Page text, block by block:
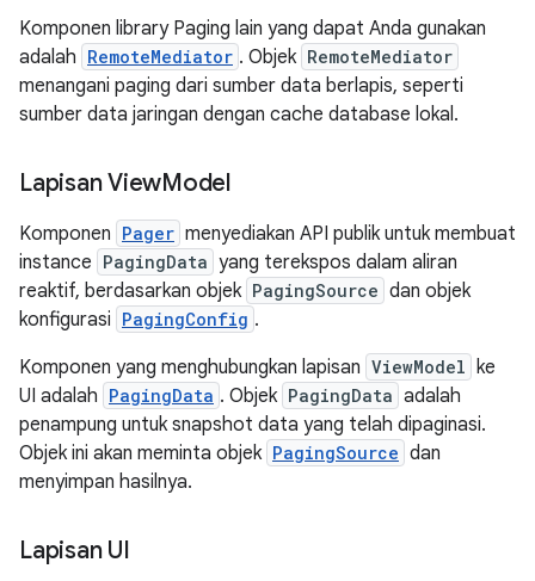
Komponen library Paging lain yang dapat Anda gunakan
adalah RemoteMediator . Objek RemoteMediator
menangani paging dari sumber data berlapis, seperti
sumber data jaringan dengan cache database lokal.
Lapisan ViewModel
Komponen Pager menyediakan API publik untuk membuat
instance PagingData yang terekspos dalam aliran
reaktif, berdasarkan objek PagingSource dan objek
konfigurasi PagingConfig .
Komponen yang menghubungkan lapisan ViewModel
ke
UI adalah PagingData . Objek PagingData adalah
penampung untuk snapshot data yang telah dipaginasi.
Objek ini akan meminta objek PagingSource dan
menyimpan hasilnya.
Lapisan UI